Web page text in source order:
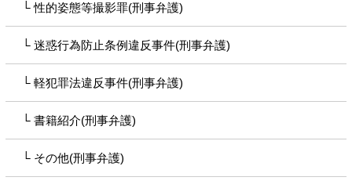
性的姿態等撮影罪(刑事弁護)
迷惑行為防止条例違反事件(刑事弁護)
軽犯罪法違反事件(刑事弁護)
書籍紹介(刑事弁護)
その他(刑事弁護)